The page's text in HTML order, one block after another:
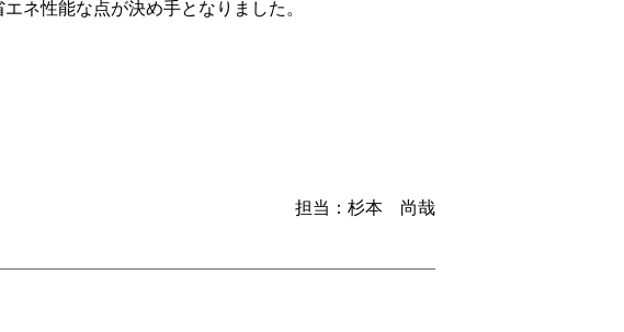
ネ性能な点が決め手となりました。
担当：杉本 尚哉